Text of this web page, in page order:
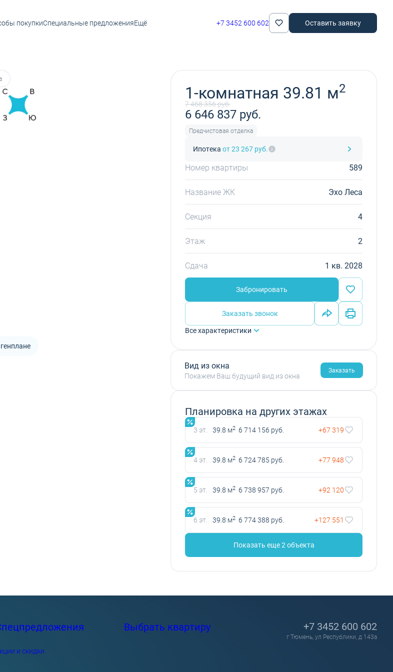
покупкиСпециальные предложенияЕщё +7 3452 600 602 Оставить заявку
Забронировать
1-комнатная 39.81 м2
7 468 356 руб.
6 646 837 руб.
Предчистовая отделка
Ипотека от 23 267 руб.
Номер квартиры 589
Название ЖК Эхо Леса
Секция 4
Этаж 2
Сдача 1 кв. 2028
Забронировать
Заказать звонок
Все характеристики
Вид из окна
Покажем Ваш будущий вид из окна
Заказать
Планировка на других этажах
3 эт. 39.8 м2 6 714 156 руб. +67 319
4 эт. 39.8 м2 6 724 785 руб. +77 948
5 эт. 39.8 м2 6 738 957 руб. +92 120
6 эт. 39.8 м2 6 774 388 руб. +127 551
Показать еще 2 объектa
и скидки
Выбрать квартиру +7 3452 600 602
г Тюмень, ул Республики, д 143а